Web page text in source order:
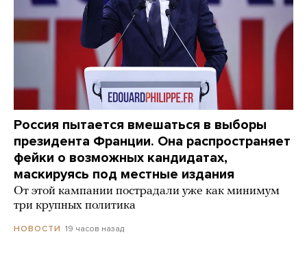
Россия пытается вмешаться в выборы
президента Франции. Она распространяет
фейки о возможных кандидатах,
маскируясь под местные издания
От этой кампании пострадали уже как минимум
три крупных политика
НОВОСТИ 19 часов назад